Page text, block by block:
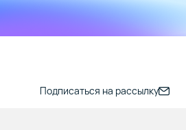
Подписаться на рассылку